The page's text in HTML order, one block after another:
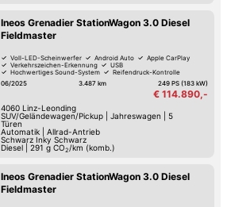
Ineos Grenadier StationWagon 3.0 Diesel
Fieldmaster
Voll-LED-Scheinwerfer Android Auto
Apple CarPlay
Verkehrszeichen-Erkennung
USB
Hochwertiges Sound-System
Reifendruck-Kontrolle
Lederlenkrad
06/2025 3.487 km 249 PS (183 kW)
€ 114.890,-
4060 Linz-Leonding
SUV/Geländewagen/Pickup| Jahreswagen
5
Türen
Automatik| Allrad-Antrieb
Schwarz Inky Schwarz
Diesel
291 g CO2/km (komb.)
Ineos Grenadier StationWagon 3.0 Diesel
Fieldmaster